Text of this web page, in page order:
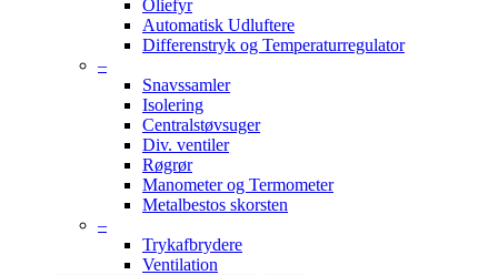
Oliefyr
Automatisk Udluftere
Differenstryk og Temperaturregulator
–
Snavssamler
Isolering
Centralstøvsuger
Div. ventiler
Røgrør
Manometer og Termometer
Metalbestos skorsten
–
Trykafbrydere
Ventilation